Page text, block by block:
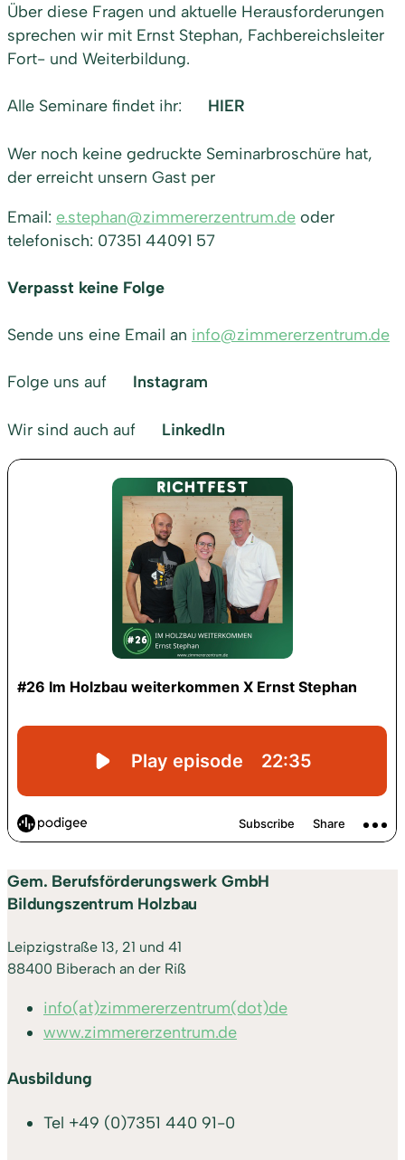
Über diese Fragen und aktuelle Herausforderungen
sprechen wir mit Ernst Stephan, Fachbereichsleiter
Fort- und Weiterbildung.
Alle Seminare findet ihr: HIER
Wer noch keine gedruckte Seminarbroschüre hat,
der erreicht unsern Gast per
Email: e.stephan@zimmererzentrum.de oder
telefonisch: 07351 44091 57
Verpasst keine Folge
Sende uns eine Email an info@zimmererzentrum.de
Folge uns auf Instagram
Wir sind auch auf LinkedIn
Gem. Berufsförderungswerk GmbH
Bildungszentrum Holzbau
Leipzigstraße 13, 21 und 41
88400 Biberach an der Riß
info(at)zimmererzentrum(dot)de
www.zimmererzentrum.de
Ausbildung
Tel +49 (0)7351 440 91-0